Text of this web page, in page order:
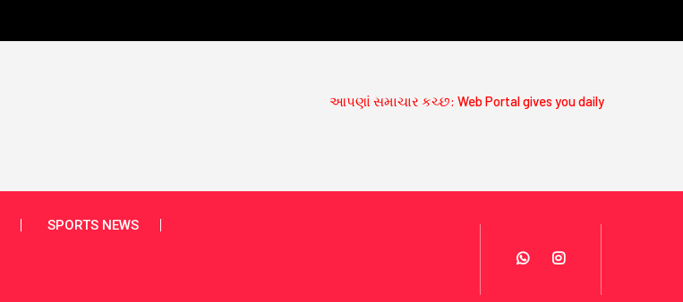
આપણાં સમાચાર કચ્છ: Web Portal gives you daily News Updates on
SPORTS NEWS